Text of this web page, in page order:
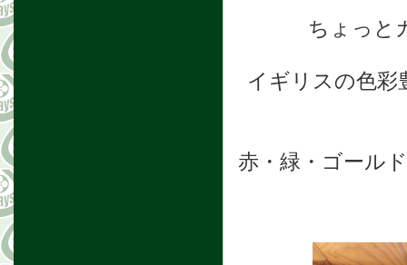
ちょっと
イギリスの色
赤・緑・ゴール